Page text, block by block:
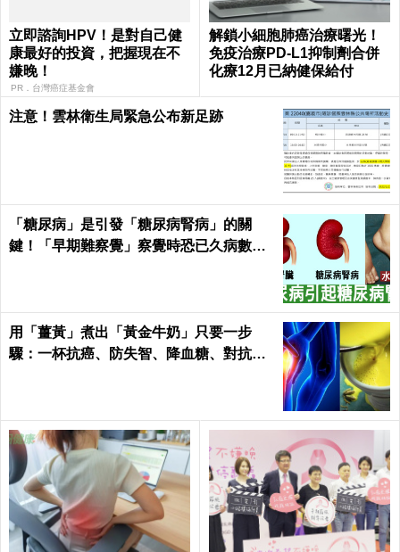
立即諮詢HPV！是對自己健
康最好的投資，把握現在不
嫌晚！
PR．台灣癌症基金會
解鎖小細胞肺癌治療曙光！
免疫治療PD-L1抑制劑合併
化療12月已納健保給付
注意！雲林衛生局緊急公布新足跡
「糖尿病」是引發「糖尿病腎病」的關
鍵！「早期難察覺」察覺時恐已久病數
用「薑黃」煮出「黃金牛奶」只要一步
驟：一杯抗癌、防失智、降血糖、對抗關